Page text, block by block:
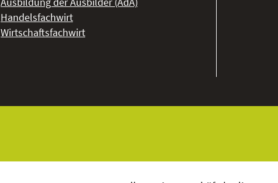
Handelsfachwirt
Wirtschaftsfachwirt